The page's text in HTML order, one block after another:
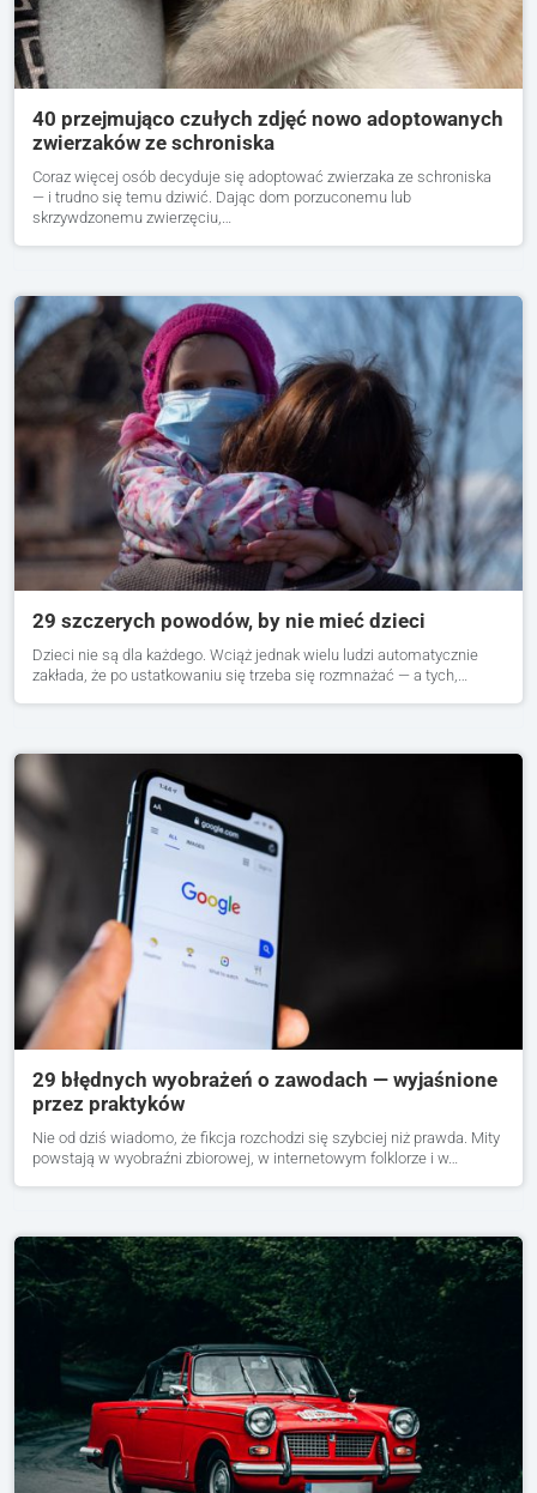
40 przejmująco czułych zdjęć nowo adoptowanych
zwierzaków ze schroniska
Coraz więcej osób decyduje się adoptować zwierzaka ze schroniska
— i trudno się temu dziwić. Dając dom porzuconemu lub
skrzywdzonemu zwierzęciu,…
29 szczerych powodów, by nie mieć dzieci
Dzieci nie są dla każdego. Wciąż jednak wielu ludzi automatycznie
zakłada, że po ustatkowaniu się trzeba się rozmnażać — a tych,…
29 błędnych wyobrażeń o zawodach — wyjaśnione
przez praktyków
Nie od dziś wiadomo, że fikcja rozchodzi się szybciej niż prawda. Mity
powstają w wyobraźni zbiorowej, w internetowym folklorze i w…